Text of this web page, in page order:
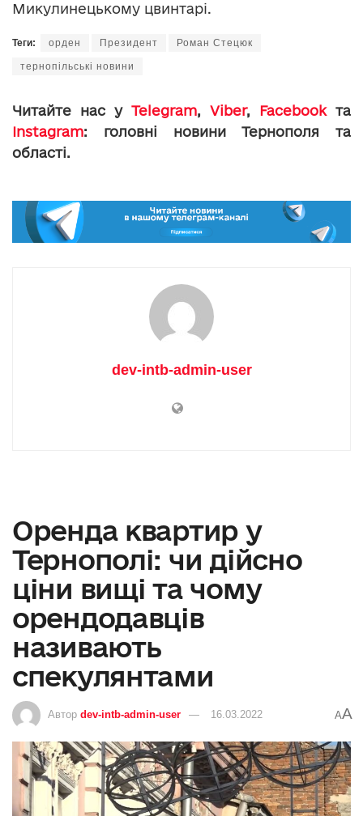
Микулинецькому цвинтарі.
Теги: орден Президент Роман Стецюк
тернопільські новини
Читайте нас у Telegram, Viber, Facebookта
Instagram: головні новини Тернополя та
області.
dev-intb-admin-user
Оренда квартир у
Тернополі: чи дійсно
ціни вищі та чому
орендодавців
називають
спекулянтами
Автор dev-intb-admin-user 16.03.2022 AA